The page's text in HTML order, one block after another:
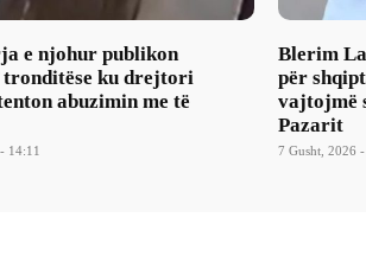
e njohur publikon
tronditëse ku drejtori
abuzimin me të
14:11
Blerim
për
vajtojmë
Pazarit
7 Gusht, 2026